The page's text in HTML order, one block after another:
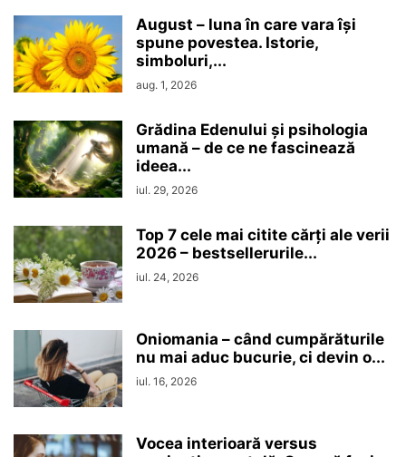
August – luna în care vara își
spune povestea. Istorie,
simboluri,...
aug. 1, 2026
Grădina Edenului și psihologia
umană – de ce ne fascinează
ideea...
iul. 29, 2026
Top 7 cele mai citite cărți ale verii
2026 – bestsellerurile...
iul. 24, 2026
Oniomania – când cumpărăturile
nu mai aduc bucurie, ci devin o...
iul. 16, 2026
Vocea interioară versus